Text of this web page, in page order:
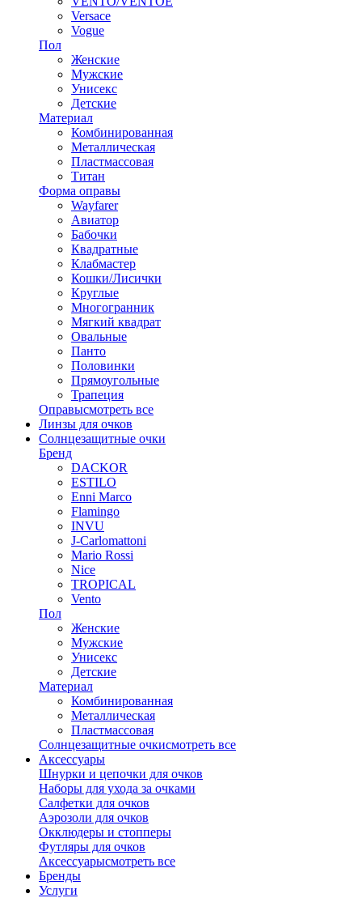
Versace
Vogue
Пол
Женские
Мужские
Унисекс
Детские
Материал
Комбинированная
Металлическая
Пластмассовая
Титан
Форма оправы
Wayfarer
Авиатор
Бабочки
Квадратные
Клабмастер
Кошки/Лисички
Круглые
Многогранник
Мягкий квадрат
Овальные
Панто
Половинки
Прямоугольные
Трапеция
Оправысмотреть все
Линзы для очков
Солнцезащитные очки
Бренд
DACKOR
ESTILO
Enni Marco
Flamingo
INVU
J-Carlomattoni
Mario Rossi
Nice
TROPICAL
Vento
Пол
Женские
Мужские
Унисекс
Детские
Материал
Комбинированная
Металлическая
Пластмассовая
Солнцезащитные очкисмотреть все
Аксессуары
Шнурки и цепочки для очков
Наборы для ухода за очками
Салфетки для очков
Аэрозоли для очков
Окклюдеры и стопперы
Футляры для очков
Аксессуарысмотреть все
Бренды
Услуги